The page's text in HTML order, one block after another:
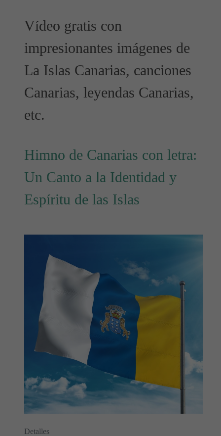
Vídeo gratis con
impresionantes imágenes de
La Islas Canarias, canciones
Canarias, leyendas Canarias,
etc.
Himno de Canarias con letra:
Un Canto a la Identidad y
Espíritu de las Islas
Detalles